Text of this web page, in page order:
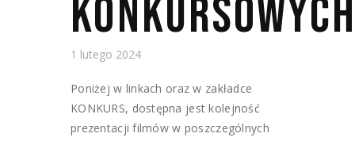
1 lutego 2024
Poniżej w linkach oraz w zakładce
KONKURS, dostępna jest kolejność
prezentacji filmów w poszczególnych